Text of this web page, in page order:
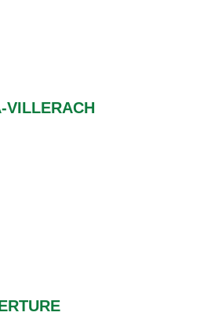
VILLERACH